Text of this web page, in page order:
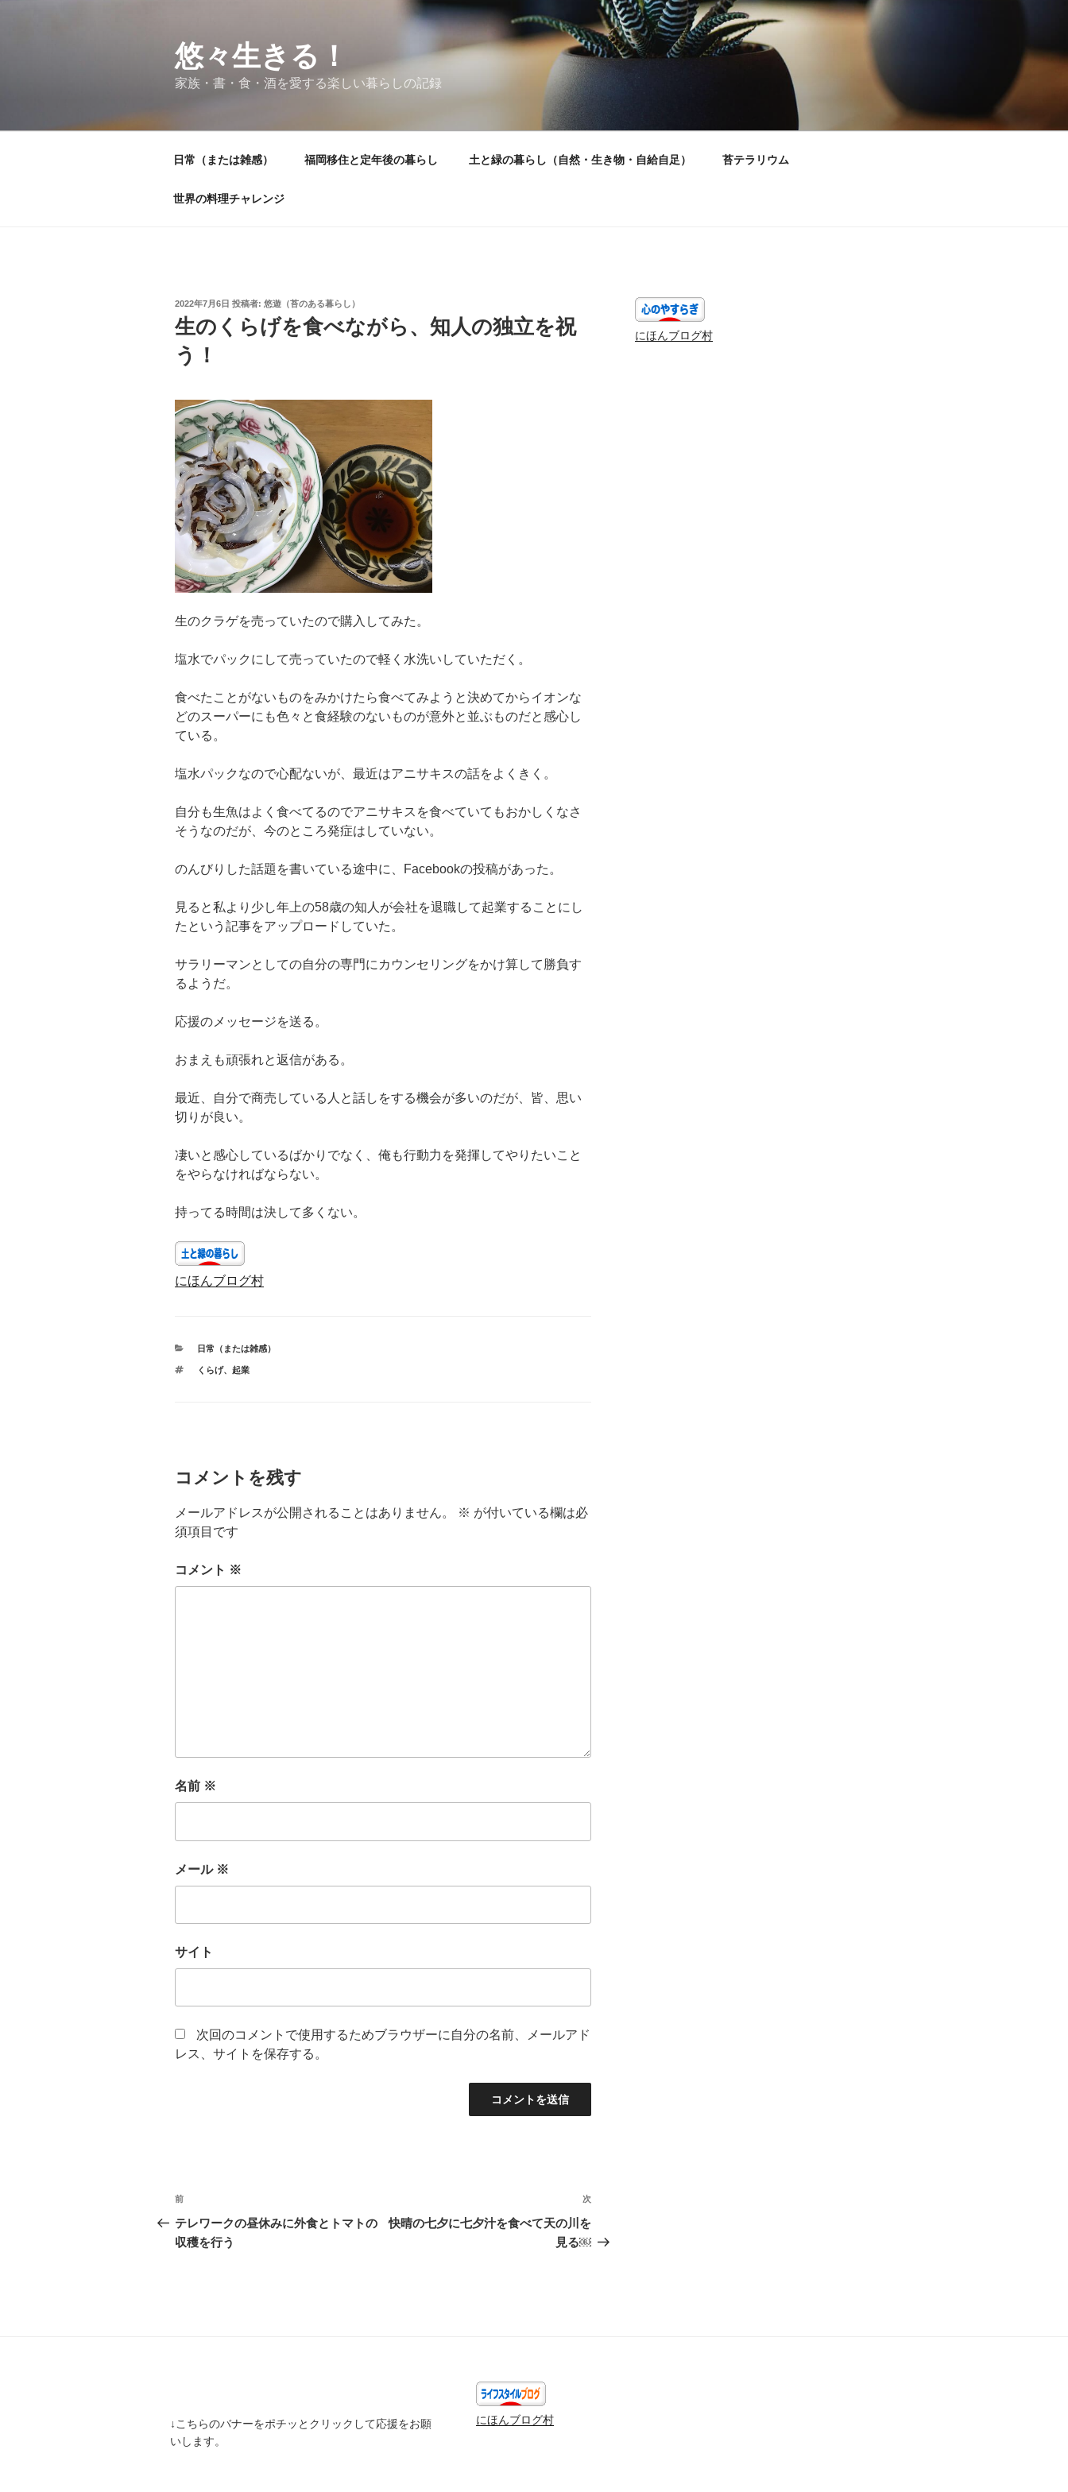
悠々生きる！
家族・書・食・酒を愛する楽しい暮らしの記録
日常（または雑感） 福岡移住と定年後の暮らし 土と緑の暮らし（自然・生き物・自給自足） 苔テラリウム
世界の料理チャレンジ
投
稿
日:
2022年7月6日 投稿者: 悠遊（苔のある暮らし）
生のくらげを食べながら、知人の独立を祝
う！
生のクラゲを売っていたので購入してみた。
塩水でパックにして売っていたので軽く水洗いしていただく。
食べたことがないものをみかけたら食べてみようと決めてからイオンな
どのスーパーにも色々と食経験のないものが意外と並ぶものだと感心し
ている。
塩水パックなので心配ないが、最近はアニサキスの話をよくきく。
自分も生魚はよく食べてるのでアニサキスを食べていてもおかしくなさ
そうなのだが、今のところ発症はしていない。
のんびりした話題を書いている途中に、Facebookの投稿があった。
見ると私より少し年上の58歳の知人が会社を退職して起業することにし
たという記事をアップロードしていた。
サラリーマンとしての自分の専門にカウンセリングをかけ算して勝負す
るようだ。
応援のメッセージを送る。
おまえも頑張れと返信がある。
最近、自分で商売している人と話しをする機会が多いのだが、皆、思い
切りが良い。
凄いと感心しているばかりでなく、俺も行動力を発揮してやりたいこと
をやらなければならない。
持ってる時間は決して多くない。
にほんブログ村
カ
ゴ
日常（または雑感）
タ
くらげ、 起業
コメントを残す
メールアドレスが公開されることはありません。 ※ が付いている欄は必
須項目です
コメント ※
名前 ※
メール ※
サイト
次回のコメントで使用するためブラウザーに自分の名前、メールアド
レス、サイトを保存する。
投
稿
ナ
ン
前
の
投
前
テレワークの昼休みに外食とトマトの
収穫を行う
次
投
次
快晴の七夕に七夕汁を食べて天の川を
見る￼
にほんブログ村
↓こちらのバナーをポチッとクリックして応援をお願
いします。
にほんブログ村